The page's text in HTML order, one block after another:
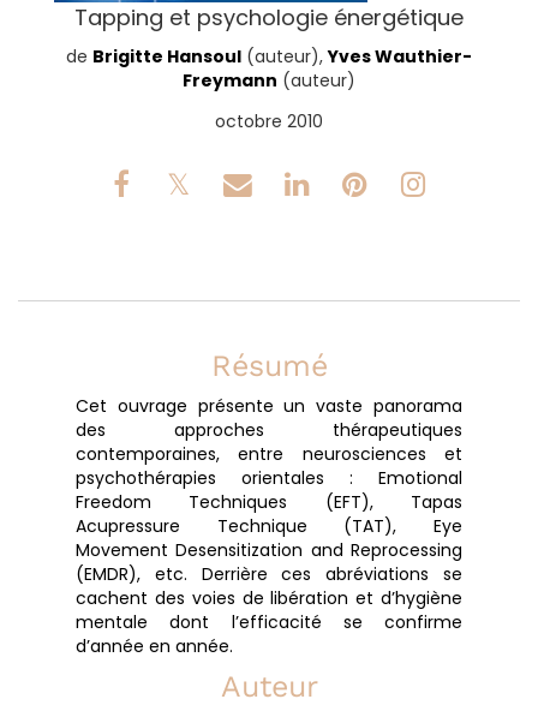
Tapping et psychologie énergétique
de Brigitte Hansoul (auteur),Yves Wauthier-
Freymann (auteur)
octobre 2010
Résumé
Cet ouvrage présente un vaste panorama
des approches thérapeutiques
contemporaines, entre neurosciences et
psychothérapies orientales : Emotional
Freedom Techniques (EFT), Tapas
Acupressure Technique (TAT), Eye
Movement Desensitization and Reprocessing
(EMDR), etc. Derrière ces abréviations se
cachent des voies de libération et d’hygiène
mentale dont l’efficacité se confirme
d’année en année.
Auteur